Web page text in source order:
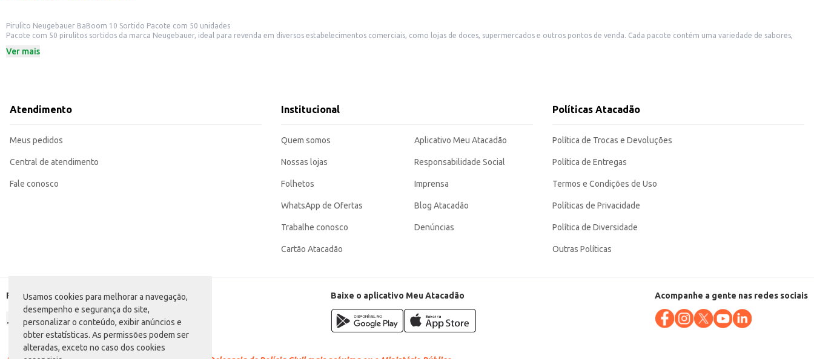
Usamos cookies para melhorar a navegação,
desempenho e segurança do site,
personalizar o conteúdo, exibir anúncios e
obter estatísticas. As permissões podem ser
alteradas, exceto no caso dos cookies
Pirulito Neugebauer BaBoom 10 Sortido Pacote com 50 unidades
Pacote com 50 pirulitos sortidos da marca Neugebauer, ideal para revenda em diversos estabelecimentos comerciais, como lojas de doces, supermercados e outros pontos de venda. Cada pacote contém uma variedade de sabores,
Marca: Neugebauer
Pode ser utilizado como brinde em ações promocionais.
Os Pirulitos Neugebauer BaBoom oferecem praticidade e variedade, sendo uma opção de compra inteligente para quem busca um produto de qualidade e bom custo-benefício para revenda ou uso em estabelecimentos comerciais.
Ver mais
Atendimento
Meus pedidos
Central de atendimento
Fale conosco
Institucional
Quem somos
Nossas lojas
Folhetos
WhatsApp de Ofertas
Trabalhe conosco
Cartão Atacadão
Aplicativo Meu Atacadão
Responsabilidade Social
Imprensa
Blog Atacadão
Denúncias
Políticas Atacadão
Política de Trocas e Devoluções
Política de Entregas
Termos e Condições de Uso
Políticas de Privacidade
Política de Diversidade
Outras Políticas
Formas de pagamento Baixe o aplicativo Meu Atacadão Acompanhe a gente nas redes sociais